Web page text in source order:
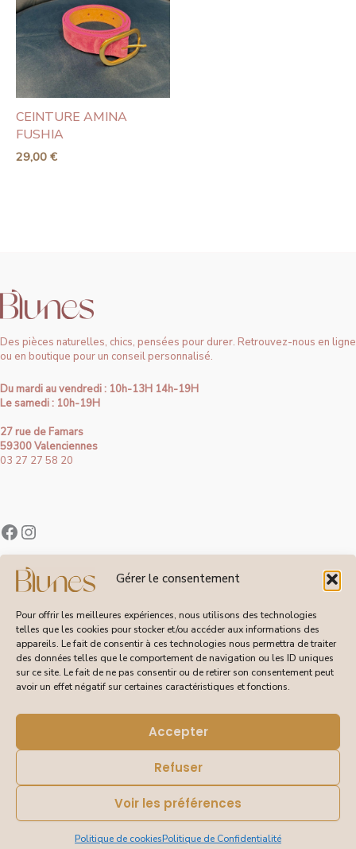
Gérer le consentement
Pour offrir les meilleures expériences, nous utilisons des technologies
telles que les cookies pour stocker et/ou accéder aux informations des
appareils. Le fait de consentir à ces technologies nous permettra de traiter
des données telles que le comportement de navigation ou les ID uniques
sur ce site. Le fait de ne pas consentir ou de retirer son consentement peut
avoir un effet négatif sur certaines caractéristiques et fonctions.
Accepter
Refuser
Voir les préférences
Politique de cookiesPolitique de Confidentialité
CEINTURE AMINA
FUSHIA
29,00 €
Des pièces naturelles, chics, pensées pour durer. Retrouvez-nous en ligne
ou en boutique pour un conseil personnalisé.
Du mardi au vendredi : 10h-13H 14h-19H
Le samedi : 10h-19H
27 rue de Famars
59300 Valenciennes
03 27 27 58 20
Contact
À Propos de Blunes
CGV
Livraisons et Retours
Mentions Légales
Politique de Confidentialité
© 2026 Blunes – Tous droits réservés | Site réalisé pour
Blunes par DEBORAISSANCE